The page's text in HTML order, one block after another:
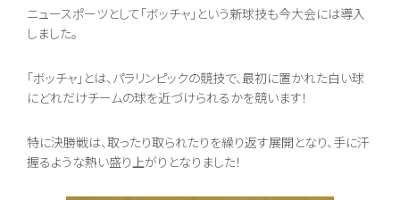
ニュースポーツとして「ボッチャ」という新球技も今大会には導入
しました。
「ボッチャ」とは、パラリンピックの競技で、最初に置かれた白い球
にどれだけチームの球を近づけられるかを競います！
特に決勝戦は、取ったり取られたりを繰り返す展開となり、手に汗
握るような熱い盛り上がりとなりました！